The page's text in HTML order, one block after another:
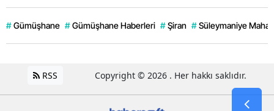
Nevşehir
Niğde
Rize
Sakarya
# Gümüşhane # Gümüşhane Haberleri # Şiran # Süleymaniye
RSS Copyright © 2026 . Her hakkı saklıdır.